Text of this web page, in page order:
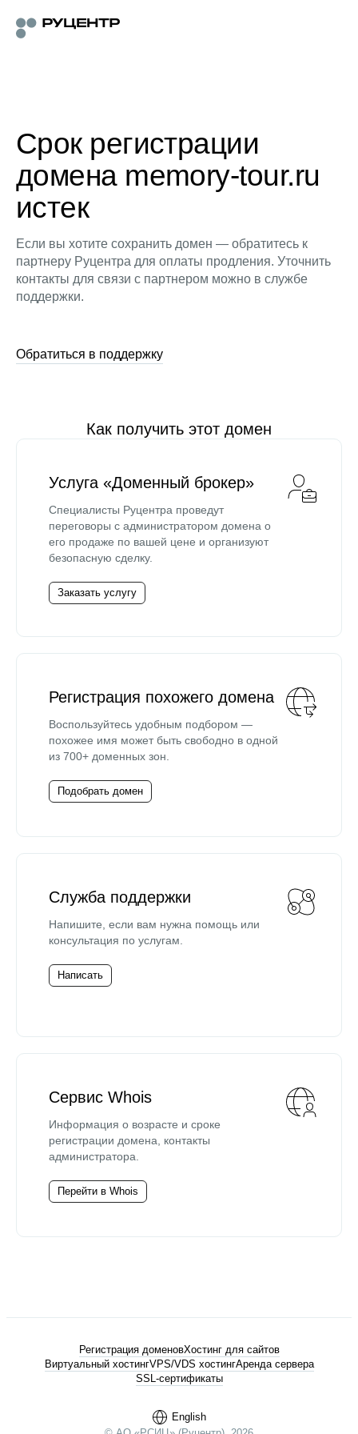
Срок регистрации
домена memory-tour.ru
истек
Если вы хотите сохранить домен — обратитесь к
партнеру Руцентра для оплаты продления. Уточнить
контакты для связи с партнером можно в службе
поддержки.
Обратиться в поддержку
Как получить этот домен
Услуга «Доменный брокер»
Специалисты Руцентра проведут
переговоры с администратором домена о
его продаже по вашей цене и организуют
безопасную сделку.
Заказать услугу
Регистрация похожего домена
Воспользуйтесь удобным подбором —
похожее имя может быть свободно в одной
из 700+ доменных зон.
Подобрать домен
Служба поддержки
Напишите, если вам нужна помощь или
консультация по услугам.
Написать
Сервис Whois
Информация о возрасте и сроке
регистрации домена, контакты
администратора.
Перейти в Whois
English
Регистрация доменовХостинг для сайтов
Виртуальный хостингVPS/VDS хостингАренда сервера
SSL-сертификаты